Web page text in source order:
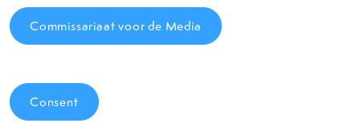
Commissariaat voor de Media
Consent